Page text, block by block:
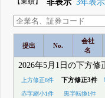
非表示 3年表示
提出 No.
会社
名
2026年5月1日の下方修
上方修正8件 下方修正3件
赤字縮小1件 黒字転換1件